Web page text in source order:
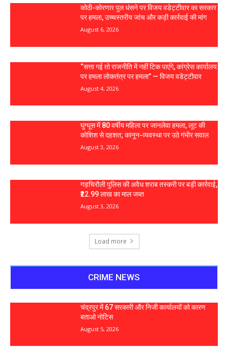
कोठी-कोरणार पुल धंसने पर विजय वडेट्टीवार का सरकार
पर हमला, उच्चस्तरीय जांच और कड़ी कार्रवाई की मांग
August 6, 2026
“सत्ता गई तो राजनीति में नहीं टिक पाएंगे, कांग्रेस कार्यालय
पर हमला लोकतंत्र पर हमला” — विजय वडेट्टीवार
August 4, 2026
घुग्घूस में 80 वर्षीय महिला पर जानलेवा हमला, लूट की
कोशिश से दहशत; कानून-व्यवस्था पर उठे गंभीर सवाल
August 3, 2026
गड़चिरौली पुलिस की अवैध शराब तस्करी पर बड़ी कार्रवाई,
₹22.99 लाख का माल जब्त
August 3, 2026
Load more
CRIME NEWS
चंद्रपुर में 67 सरकारी और निजी कार्यालयों को कारण
बताओ नोटिस
August 5, 2026